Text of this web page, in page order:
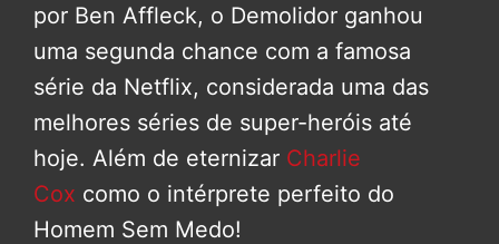
por Ben Affleck, o Demolidor ganhou
uma segunda chance com a famosa
série da Netflix, considerada uma das
melhores séries de super-heróis até
hoje. Além de eternizar Charlie
Cox como o intérprete perfeito do
Homem Sem Medo!